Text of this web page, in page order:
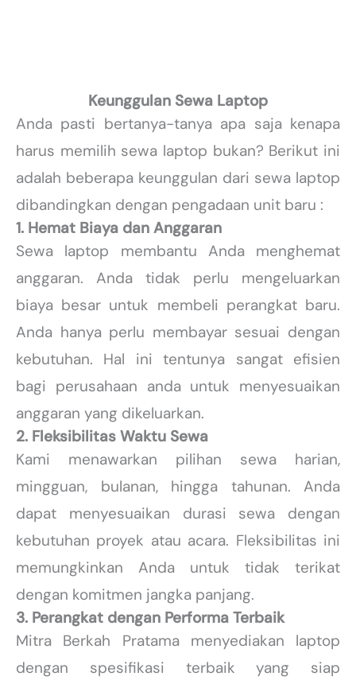
Keunggulan Sewa Laptop
Anda pasti bertanya-tanya apa saja kenapa
harus memilih sewa laptop bukan? Berikut ini
adalah beberapa keunggulan dari sewa laptop
dibandingkan dengan pengadaan unit baru :
1. Hemat Biaya dan Anggaran
Sewa laptop membantu Anda menghemat
anggaran. Anda tidak perlu mengeluarkan
biaya besar untuk membeli perangkat baru.
Anda hanya perlu membayar sesuai dengan
kebutuhan. Hal ini tentunya sangat efisien
bagi perusahaan anda untuk menyesuaikan
anggaran yang dikeluarkan.
2. Fleksibilitas Waktu Sewa
Kami menawarkan pilihan sewa harian,
mingguan, bulanan, hingga tahunan. Anda
dapat menyesuaikan durasi sewa dengan
kebutuhan proyek atau acara. Fleksibilitas ini
memungkinkan Anda untuk tidak terikat
dengan komitmen jangka panjang.
3. Perangkat dengan Performa Terbaik
Mitra Berkah Pratama menyediakan laptop
dengan spesifikasi terbaik yang siap